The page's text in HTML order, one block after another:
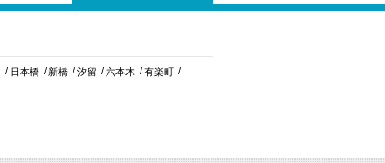
日本橋 新橋 汐留 六本木
有楽町